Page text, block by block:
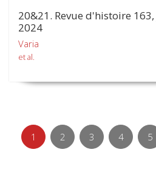
20&21. Revue d'histoire
2024
Varia
et al.
1 2 3 4 5